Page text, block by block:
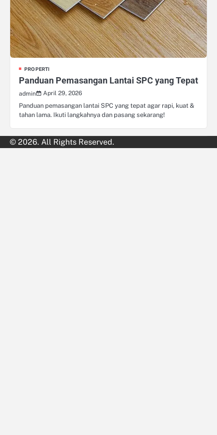
PROPERTI
Panduan Pemasangan Lantai SPC yang Tepat
admin
April 29, 2026
Panduan pemasangan lantai SPC yang tepat agar rapi, kuat &
tahan lama. Ikuti langkahnya dan pasang sekarang!
© 2026. All Rights Reserved.